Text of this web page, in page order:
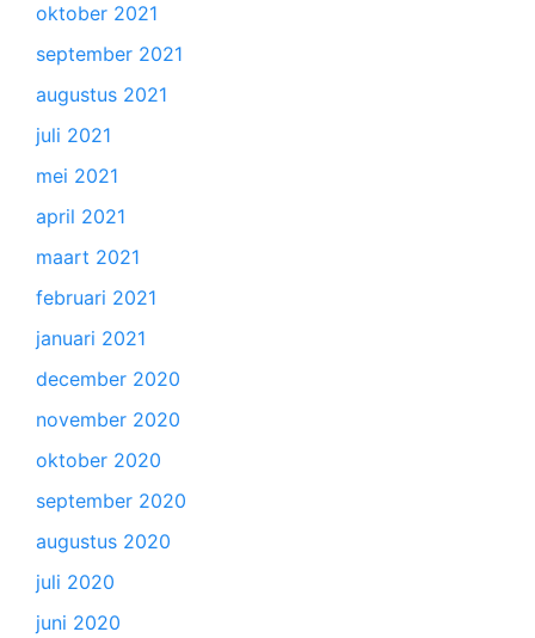
oktober 2021
september 2021
augustus 2021
juli 2021
mei 2021
april 2021
maart 2021
februari 2021
januari 2021
december 2020
november 2020
oktober 2020
september 2020
augustus 2020
juli 2020
juni 2020